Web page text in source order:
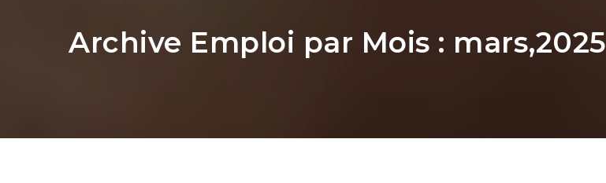
Archive Emploi par Mois : mars,2025